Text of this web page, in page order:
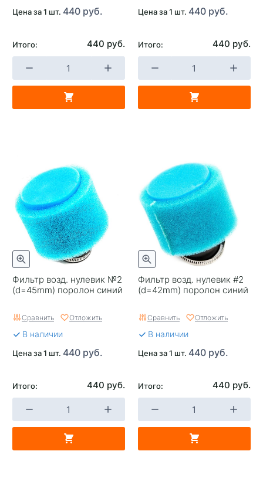
Цена за 1 шт. 440 руб.
Итого: 440 руб.
Цена за 1 шт. 440 руб.
Итого: 440 руб.
Фильтр возд. нулевик №2
(d=45mm) поролон синий
Сравнить Отложить
В наличии
Цена за 1 шт. 440 руб.
Итого: 440 руб.
Фильтр возд. нулевик #2
(d=42mm) поролон синий
Сравнить Отложить
В наличии
Цена за 1 шт. 440 руб.
Итого: 440 руб.